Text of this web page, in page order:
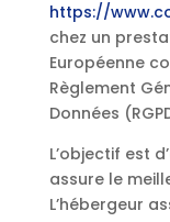
https://
chez un
Européenne
Règlement
Données
L’objectif est
assure le
L’hébergeur